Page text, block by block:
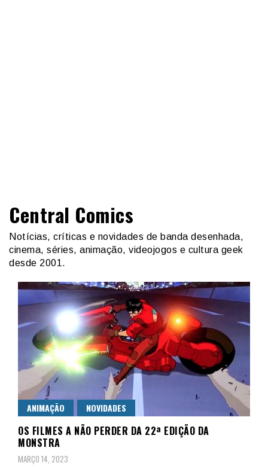
Central Comics
Notícias, críticas e novidades de banda desenhada,
cinema, séries, animação, videojogos e cultura geek
desde 2001.
ANIMAÇÃO NOVIDADES
OS FILMES A NÃO PERDER DA 22ª EDIÇÃO DA
MONSTRA
MARÇO 14, 2023